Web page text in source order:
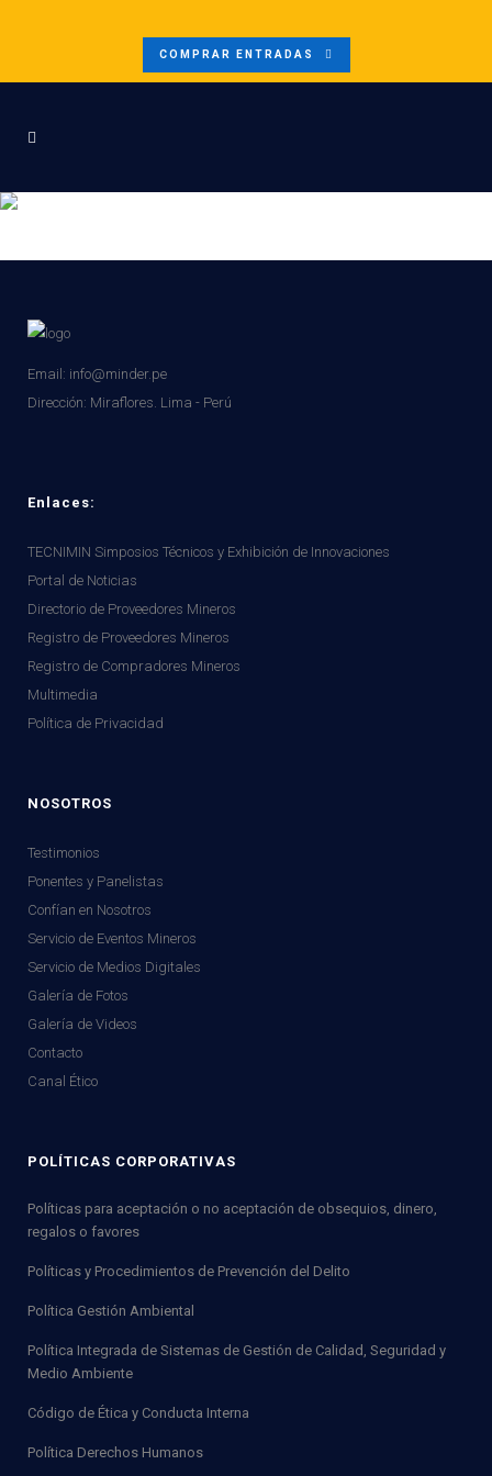
COMPRAR ENTRADAS
Email: info@minder.pe
Dirección: Miraflores. Lima - Perú
Enlaces:
TECNIMIN Simposios Técnicos y Exhibición de Innovaciones
Portal de Noticias
Directorio de Proveedores Mineros
Registro de Proveedores Mineros
Registro de Compradores Mineros
Multimedia
Política de Privacidad
NOSOTROS
Testimonios
Ponentes y Panelistas
Confían en Nosotros
Servicio de Eventos Mineros
Servicio de Medios Digitales
Galería de Fotos
Galería de Videos
Contacto
Canal Ético
POLÍTICAS CORPORATIVAS
Políticas para aceptación o no aceptación de obsequios, dinero,
regalos o favores
Políticas y Procedimientos de Prevención del Delito
Política Gestión Ambiental
Política Integrada de Sistemas de Gestión de Calidad, Seguridad y
Medio Ambiente
Código de Ética y Conducta Interna
Política Derechos Humanos